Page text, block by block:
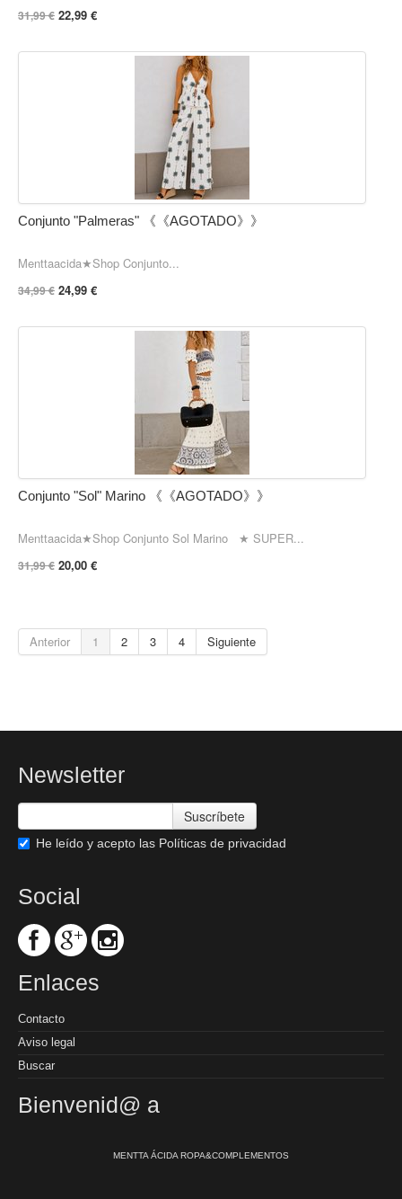
31,99 € 22,99 €
Conjunto "Palmeras" 《《AGOTADO》》
Menttaacida★Shop Conjunto...
34,99 € 24,99 €
Conjunto "Sol" Marino 《《AGOTADO》》
Menttaacida★Shop Conjunto Sol Marino ★ SUPER...
31,99 € 20,00 €
Anterior 1 2 3 4 Siguiente
Newsletter
Suscríbete
He leído y acepto las Políticas de privacidad
Social
Enlaces
Contacto
Aviso legal
Buscar
Bienvenid@ a
MENTTA ÁCIDA ROPA&COMPLEMENTOS